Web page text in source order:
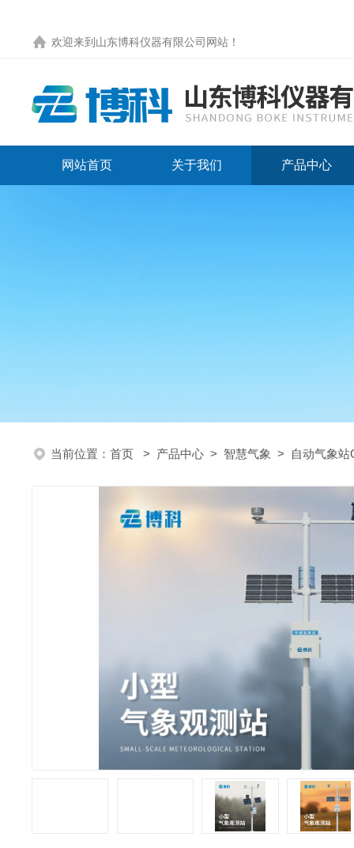
欢迎来到 山东博科仪器有限公司网站 ！
网站首页 关于我们 产品中心
当前位置： 首页 > 产品中心 > 智慧气象 > 自动气象站